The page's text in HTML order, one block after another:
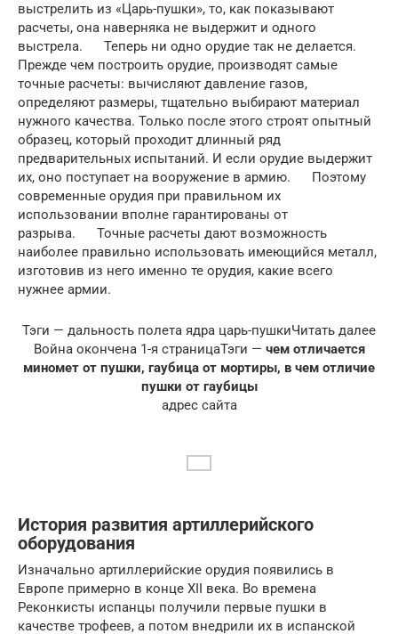
выстрелить из «Царь-пушки», то, как показывают
расчеты, она наверняка не выдержит и одного
выстрела. Теперь ни одно орудие так не делается.
Прежде чем построить орудие, производят самые
точные расчеты: вычисляют давление газов,
определяют размеры, тщательно выбирают материал
нужного качества. Только после этого строят опытный
образец, который проходит длинный ряд
предварительных испытаний. И если орудие выдержит
их, оно поступает на вооружение в армию. Поэтому
современные орудия при правильном их
использовании вполне гарантированы от
разрыва. Точные расчеты дают возможность
наиболее правильно использовать имеющийся металл,
изготовив из него именно те орудия, какие всего
нужнее армии.
Тэги — дальность полета ядра царь-пушкиЧитать далее
Война окончена 1-я страницаТэги — чем отличается
миномет от пушки, гаубица от мортиры, в чем отличие
пушки от гаубицы
адрес сайта
История развития артиллерийского
оборудования
Изначально артиллерийские орудия появились в
Европе примерно в конце XII века. Во времена
Реконкисты испанцы получили первые пушки в
качестве трофеев, а потом внедрили их в испанской